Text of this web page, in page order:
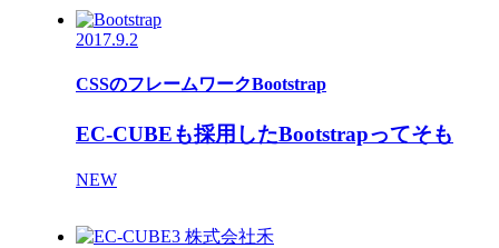
2017.9.2
CSSのフレームワークBootstrap
EC-CUBEも採用したBootstrapってそも
NEW